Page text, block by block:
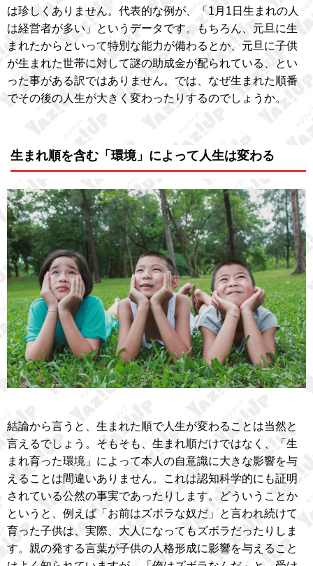
は珍しくありません。代表的な例が、「1月1日生まれの人
は経営者が多い」というデータです。もちろん、元旦に生
まれたからといって特別な能力が備わるとか、元旦に子供
が生まれた世帯に対して謎の助成金が配られている、とい
った事がある訳ではありません。では、なぜ生まれた順番
でその後の人生が大きく変わったりするのでしょうか。
生まれ順を含む「環境」によって人生は変わる
結論から言うと、生まれた順で人生が変わることは当然と
言えるでしょう。そもそも、生まれ順だけではなく、「生
まれ育った環境」によって本人の自意識に大きな影響を与
えることは間違いありません。これは認知科学的にも証明
されている公然の事実であったりします。どういうことか
というと、例えば「お前はズボラな奴だ」と言われ続けて
育った子供は、実際、大人になってもズボラだったりしま
す。親の発する言葉が子供の人格形成に影響を与えること